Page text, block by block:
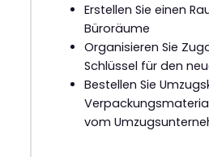
Erstellen Sie einen
Büroräume
Organisieren Sie
Schlüssel für den
Bestellen Sie
vom